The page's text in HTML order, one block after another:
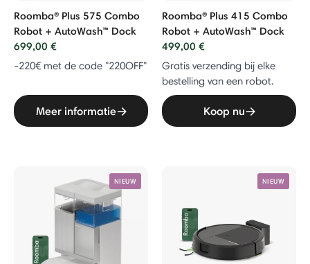
Roomba® Plus 575 Combo
Robot + AutoWash™ Dock
699,00 €
-220€ met de code "220OFF"
Meer informatie
Roomba® Plus 415 Combo
Robot + AutoWash™ Dock
499,00 €
Gratis verzending bij elke
bestelling van een robot.
Koop nu
NIEUW NIEUW